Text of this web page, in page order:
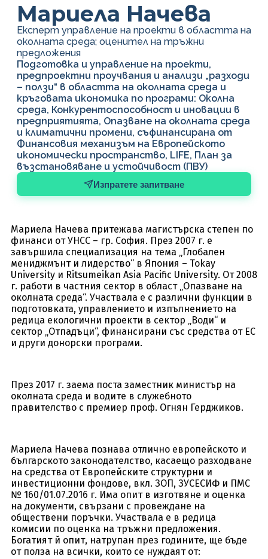
Мариела Начева
Експерт управление на проекти в областта на
околната среда; оценител на тръжни
предложения
Подготовка и управление на проекти,
предпроектни проучвания и анализи „разходи
– ползи“ в областта на околната среда и
кръговата икономика по програми: Околна
среда, Конкурентоспособност и иновации в
предприятията, Опазване на околната среда
и климатични промени, съфинансирана от
Финансовия механизъм на Европейското
икономически пространство, LIFE, План за
възстановяване и устойчивост (ПВУ)
Изпратете запитване
Мариела Начева притежава магистърска степен по
финанси от УНСС – гр. София. През 2007 г. е
завършила специализация на тема „Глобален
мениджмънт и лидерство“ в Япония – Tokay
University и Ritsumeikan Asia Pacific University. От 2008
г. работи в частния сектор в област „Опазване на
околната среда“. Участвала е с различни функции в
подготовката, управлението и изпълнението на
редица екологични проекти в сектор „Води“ и
сектор „Отпадъци“, финансирани със средства от ЕС
и други донорски програми.
През 2017 г. заема поста заместник министър на
околната среда и водите в служебното
правителство с премиер проф. Огнян Герджиков.
Мариела Начева познава отлично европейското и
българското законодателство, касаещо разходване
на средства от Европейските структурни и
инвестиционни фондове, вкл. ЗОП, ЗУСЕСИФ и ПМС
№ 160/01.07.2016 г. Има опит в изготвяне и оценка
на документи, свързани с провеждане на
обществени поръчки. Участвала е в редица
комисии по оценка на тръжни предложения.
Богатият й опит, натрупан през годините, ще бъде
от полза на всички, които се нуждаят от: